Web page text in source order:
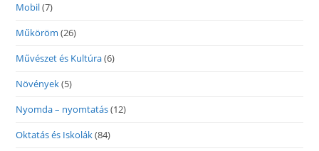
Mobil(7)
Műköröm (26)
Művészet és Kultúra(6)
Növények(5)
Nyomda – nyomtatás(12)
Oktatás és Iskolák(84)